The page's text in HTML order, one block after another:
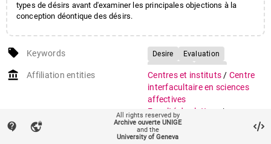
types de désirs avant d'examiner les principales objections à la
conception déontique des désirs.
local_offer Keywords Desire
Evaluation
, ought-to-be
Direction of fit
Death of desire
Desire explanation
Hope
account_balance Affiliation entities Centres et instituts / Centre
interfacultaire en sciences
affectives
Faculté des lettres
/
Département de philosophie
contact_support vpn_lock
All rights reserved by
Archive ouverte UNIGE
and the
University of Geneva